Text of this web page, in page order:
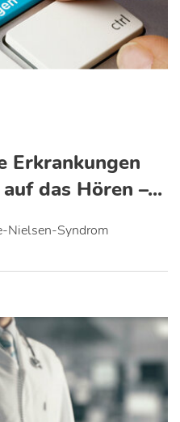
Erkrankungen
das Hören –...
Nielsen-Syndrom